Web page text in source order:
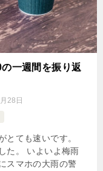
一週間を振り返
28日
とても速いです。
た。 いよいよ梅雨
スマホの大雨の警